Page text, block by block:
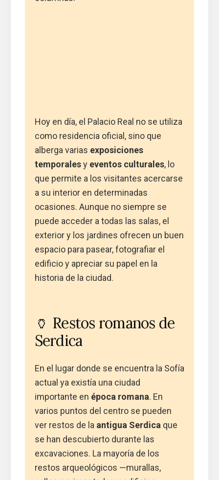
Hoy en día, el Palacio Real no se utiliza
como residencia oficial, sino que
alberga varias exposiciones
temporalesy eventos culturales, lo
que permite a los visitantes acercarse
a su interior en determinadas
ocasiones. Aunque no siempre se
puede acceder a todas las salas, el
exterior y los jardines ofrecen un buen
espacio para pasear, fotografiar el
edificio y apreciar su papel en la
historia de la ciudad.
🏺 Restos romanos de
Serdica
En el lugar donde se encuentra la Sofía
actual ya existía una ciudad
importante en época romana. En
varios puntos del centro se pueden
ver restos de la antigua Serdica que
se han descubierto durante las
excavaciones. La mayoría de los
restos arqueológicos —murallas,